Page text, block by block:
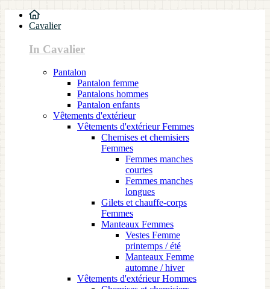
Cavalier
In Cavalier
Pantalon
Pantalon femme
Pantalons hommes
Pantalon enfants
Vêtements d'extérieur
Vêtements d'extérieur Femmes
Chemises et chemisiers
Femmes
Femmes manches
courtes
Femmes manches
longues
Gilets et chauffe-corps
Femmes
Manteaux Femmes
Vestes Femme
printemps / été
Manteaux Femme
automne / hiver
Vêtements d'extérieur Hommes